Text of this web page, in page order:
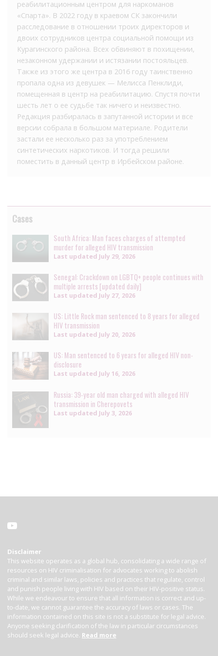
реабилитационным центром для наркоманов
«Спарта». В 2022 году в краевом СК закончили
расследование в отношении троих директоров и
двоих сотрудников центра социальной помощи из
Курагинского района. Всех обвиняют в похищении,
незаконном удержании и истязании постояльцев.
Также из этого же центра в 2016 году таинственно
пропала одна из девушек — Мелисса Пенклиди,
помещенная в центр на реабилитацию. Спустя почти
шесть лет о ее судьбе так ничего и неизвестно.
Редакция разбиралась в запутанной истории и все
версии собрала в большом материале. Родители
застали ее несколько раз за употреблением
синтетических наркотиков. И тогда решили
поместить в данный центр в Ирбейском районе.
Cases
South Africa: Man faces charges of attempted
murder for alleged HIV transmission
Last updated July 29, 2026
Senegal: Crackdown on LGBTQ+ people continues with
multiple arrests [updated daily]
Last updated July 27, 2026
US: Little Rock man sentenced to 8 years for alleged
HIV transmission
Last updated July 20, 2026
US: Man sentenced to 6 years for alleged HIV non-
disclosure
Last updated July 16, 2026
Russia: 39-year old man charged with alleged HIV
transmission in Cherepovets
Last updated July 3, 2026
Disclaimer
This website operates as a global hub, consolidating a wide range of
resources on HIV criminalisation for advocates working to abolish
criminal and similar laws, policies and practices that regulate, control
and punish people living with HIV based on their HIV-positive status.
While we endeavour to ensure that all information is correct and up-
to-date, we cannot guarantee the accuracy of laws or cases. The
information contained on this site is not a substitute for legal advice.
Anyone seeking clarification of the law in particular circumstances
should seek legal advice. Read more